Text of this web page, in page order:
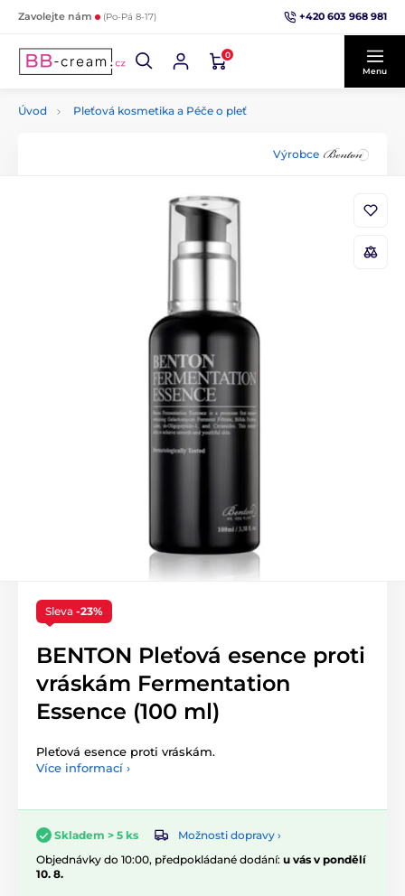
Zavolejte nám (Po-Pá 8-17) +420 603 968 981
0
Menu
Úvod Pleťová kosmetika a Péče o pleť
Výrobce
Sleva -23%
BENTON Pleťová esence proti
vráskám Fermentation
Essence (100 ml)
Pleťová esence proti vráskám.
Více informací ›
Skladem > 5 ks
Možnosti dopravy ›
Objednávky do 10:00, předpokládané dodání: u vás v pondělí
10. 8.